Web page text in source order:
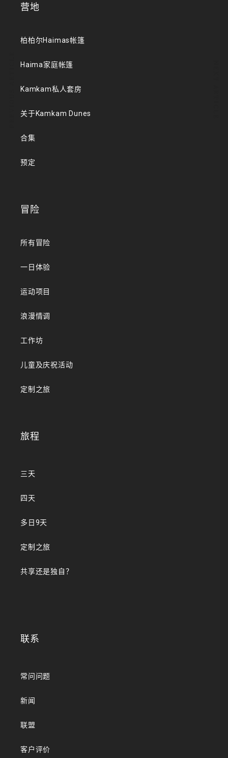
营地
柏柏尔Haimas帐篷
Haima家庭帐篷
Kamkam私人套房
关于Kamkam Dunes
合集
预定
冒险
所有冒险
一日体验
运动项目
浪漫情调
工作坊
儿童及庆祝活动
定制之旅
旅程
三天
四天
多日9天
定制之旅
共享还是独自？
联系
常问问题
新闻
联盟
客户评价